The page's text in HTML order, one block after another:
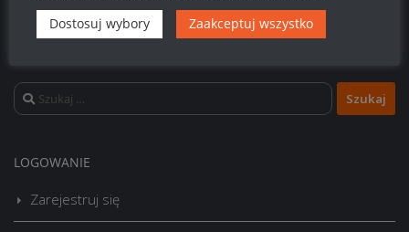
Szukaj:
LOGOWANIE
Zarejestruj się
Dostosuj wybory Zaakceptuj wszystko